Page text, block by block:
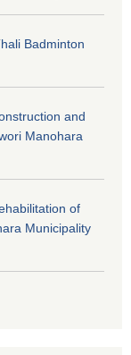
Badminton
and
Manohara
of
Municipality